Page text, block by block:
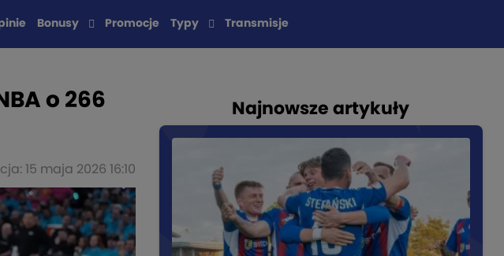
Bonusy Promocje Typy Transmisje
o 266
15 maja 2026 16:10
Najnowsze artykuły